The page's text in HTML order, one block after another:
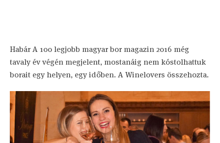
Habár A 100 legjobb magyar bor magazin 2016 még
tavaly év végén megjelent, mostanáig nem kóstolhattuk
borait egy helyen, egy időben. A Winelovers összehozta.